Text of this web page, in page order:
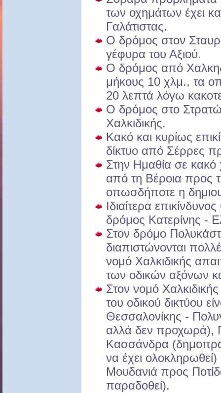
των οχημάτων έχει
Γαλάτιστας.
Ο δρόμος στον
γέφυρα του Αξιού.
Ο δρόμος από
μήκους 10 χλμ., τα
20 λεπτά λόγω
Ο δρόμος στο
Χαλκιδικής.
Κακό και κυρίως
δίκτυο από Σέρρες
Στην Ημαθία σε κακό
από τη Βέροια προς
οπωσδήποτε η
Ιδιαίτερα
δρόμος Κατερίνης -
Στον δρόμο
διαπιστώνονται
νομό Χαλκιδικής
των οδικών αξόνων
Στον νομό
του οδικού δικτύου
Θεσσαλονίκης -
αλλά δεν προχωρά),
Κασσάνδρα
να έχει
Μουδανιά προς
παραδοθεί).